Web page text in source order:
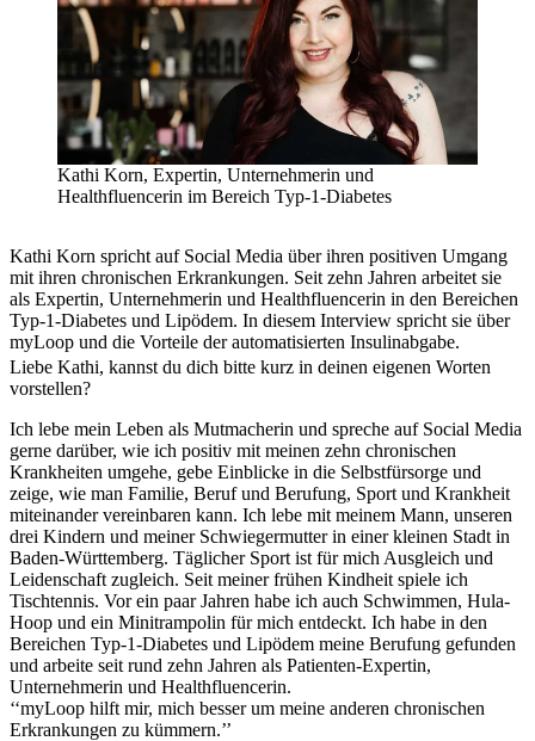
Kathi Korn, Expertin, Unternehmerin und
Healthfluencerin im Bereich Typ-1-Diabetes
Kathi Korn spricht auf Social Media über ihren positiven Umgang
mit ihren chronischen Erkrankungen. Seit zehn Jahren arbeitet sie
als Expertin, Unternehmerin und Healthfluencerin in den Bereichen
Typ-1-Diabetes und Lipödem. In diesem Interview spricht sie über
myLoop und die Vorteile der automatisierten Insulinabgabe.
Liebe Kathi, kannst du dich bitte kurz in deinen eigenen Worten
vorstellen?
Ich lebe mein Leben als Mutmacherin und spreche auf Social Media
gerne darüber, wie ich positiv mit meinen zehn chronischen
Krankheiten umgehe, gebe Einblicke in die Selbstfürsorge und
zeige, wie man Familie, Beruf und Berufung, Sport und Krankheit
miteinander vereinbaren kann. Ich lebe mit meinem Mann, unseren
drei Kindern und meiner Schwiegermutter in einer kleinen Stadt in
Baden-Württemberg. Täglicher Sport ist für mich Ausgleich und
Leidenschaft zugleich. Seit meiner frühen Kindheit spiele ich
Tischtennis. Vor ein paar Jahren habe ich auch Schwimmen, Hula-
Hoop und ein Minitrampolin für mich entdeckt. Ich habe in den
Bereichen Typ-1-Diabetes und Lipödem meine Berufung gefunden
und arbeite seit rund zehn Jahren als Patienten-Expertin,
Unternehmerin und Healthfluencerin.
‘‘myLoop hilft mir, mich besser um meine anderen chronischen
Erkrankungen zu kümmern.’’